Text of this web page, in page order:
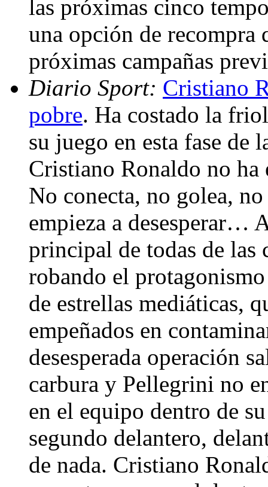
las próximas cinco
una opción de recompra
próximas campañas
Diario Sport: Cristiano
pobre. Ha costado la
su juego en esta fase de
Cristiano Ronaldo no
No conecta, no golea,
empieza a desesperar…
principal de todas de las
robando el
de estrellas mediáticas,
empeñados en
desesperada operación
carbura y Pellegrini no
en el equipo dentro de
segundo delantero,
de nada. Cristiano